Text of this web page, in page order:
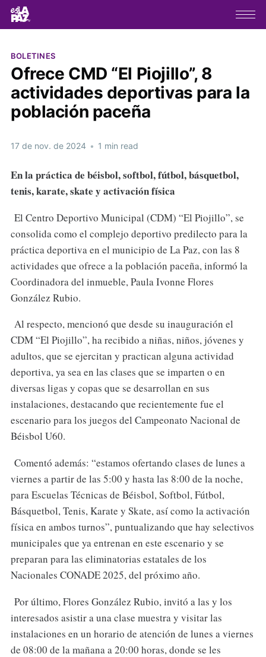
BOLETINES
Ofrece CMD “El Piojillo”, 8
actividades deportivas para la
población paceña
17 de nov. de 2024 • 1 min read
En la práctica de béisbol, softbol, fútbol, básquetbol,
tenis, karate, skate y activación física
El Centro Deportivo Municipal (CDM) “El Piojillo”, se
consolida como el complejo deportivo predilecto para la
práctica deportiva en el municipio de La Paz, con las 8
actividades que ofrece a la población paceña, informó la
Coordinadora del inmueble, Paula Ivonne Flores
González Rubio.
Al respecto, mencionó que desde su inauguración el
CDM “El Piojillo”, ha recibido a niñas, niños, jóvenes y
adultos, que se ejercitan y practican alguna actividad
deportiva, ya sea en las clases que se imparten o en
diversas ligas y copas que se desarrollan en sus
instalaciones, destacando que recientemente fue el
escenario para los juegos del Campeonato Nacional de
Béisbol U60.
Comentó además: “estamos ofertando clases de lunes a
viernes a partir de las 5:00 y hasta las 8:00 de la noche,
para Escuelas Técnicas de Béisbol, Softbol, Fútbol,
Básquetbol, Tenis, Karate y Skate, así como la activación
física en ambos turnos”, puntualizando que hay selectivos
municipales que ya entrenan en este escenario y se
preparan para las eliminatorias estatales de los
Nacionales CONADE 2025, del próximo año.
Por último, Flores González Rubio, invitó a las y los
interesados asistir a una clase muestra y visitar las
instalaciones en un horario de atención de lunes a viernes
de 08:00 de la mañana a 20:00 horas, donde se les